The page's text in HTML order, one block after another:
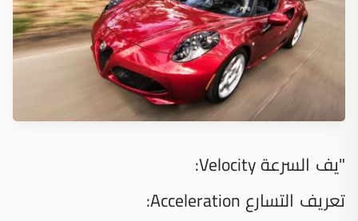
"يف السرعة Velocity:
تعريف التسارع Acceleration: